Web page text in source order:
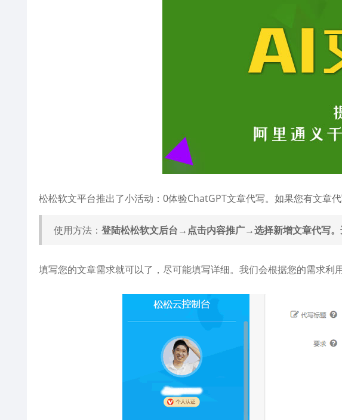
松松软文平台推出了小活动：0体验ChatGPT文章代写。如果您有文章
使用方法： 登陆松松软文后台→点击内容推广→选择新增文章代写。
填写您的文章需求就可以了，尽可能填写详细。我们会根据您的需求利